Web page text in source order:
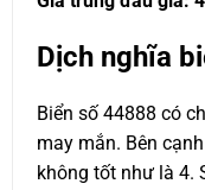
Dịch nghĩa
Biển số 44888 có
may mắn. Bên
không tốt như là 4.